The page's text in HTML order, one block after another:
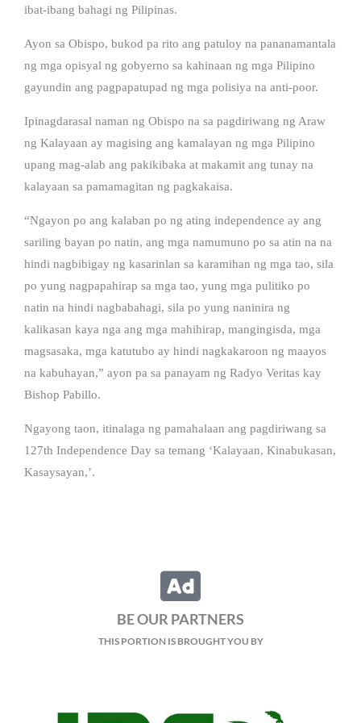
ibat-ibang bahagi ng Pilipinas.
Ayon sa Obispo, bukod pa rito ang patuloy na pananamantala
ng mga opisyal ng gobyerno sa kahinaan ng mga Pilipino
gayundin ang pagpapatupad ng mga polisiya na anti-poor.
Ipinagdarasal naman ng Obispo na sa pagdiriwang ng Araw
ng Kalayaan ay magising ang kamalayan ng mga Pilipino
upang mag-alab ang pakikibaka at makamit ang tunay na
kalayaan sa pamamagitan ng pagkakaisa.
“Ngayon po ang kalaban po ng ating independence ay ang
sariling bayan po natin, ang mga namumuno po sa atin na na
hindi nagbibigay ng kasarinlan sa karamihan ng mga tao, sila
po yung nagpapahirap sa mga tao, yung mga pulitiko po
natin na hindi nagbabahagi, sila po yung naninira ng
kalikasan kaya nga ang mga mahihirap, mangingisda, mga
magsasaka, mga katutubo ay hindi nagkakaroon ng maayos
na kabuhayan,” ayon pa sa panayam ng Radyo Veritas kay
Bishop Pabillo.
Ngayong taon, itinalaga ng pamahalaan ang pagdiriwang sa
127th Independence Day sa temang ‘Kalayaan, Kinabukasan,
Kasaysayan,’.
BE OUR PARTNERS
THIS PORTION IS BROUGHT YOU BY